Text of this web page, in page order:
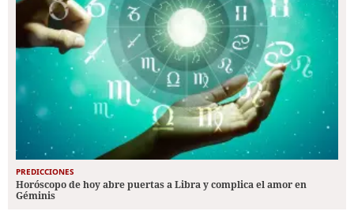
PREDICCIONES
Horóscopo de hoy abre puertas a Libra y complica el amor en
Géminis